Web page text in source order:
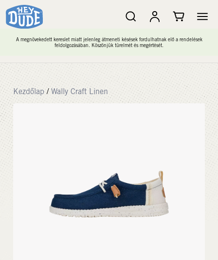
A megnövekedett kereslet miatt jelenleg átmeneti késések fordulhatnak elő a rendelések
feldolgozásában. Köszönjük türelmét és megértését.
Kezdőlap / Wally Craft Linen